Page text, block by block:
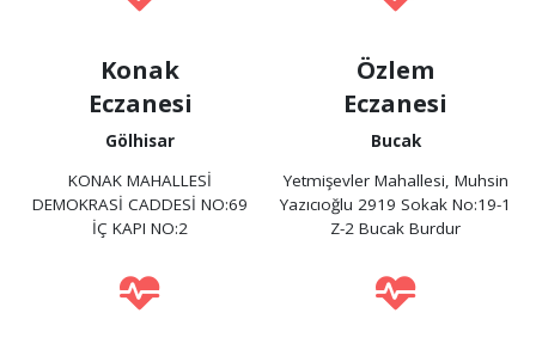
Konak
Eczanesi
Gölhisar
KONAK MAHALLESİ
DEMOKRASİ CADDESİ NO:69
İÇ KAPI NO:2
Özlem
Eczanesi
Bucak
Yetmişevler Mahallesi, Muhsin
Yazıcıoğlu 2919 Sokak No:19-1
Z-2 Bucak Burdur